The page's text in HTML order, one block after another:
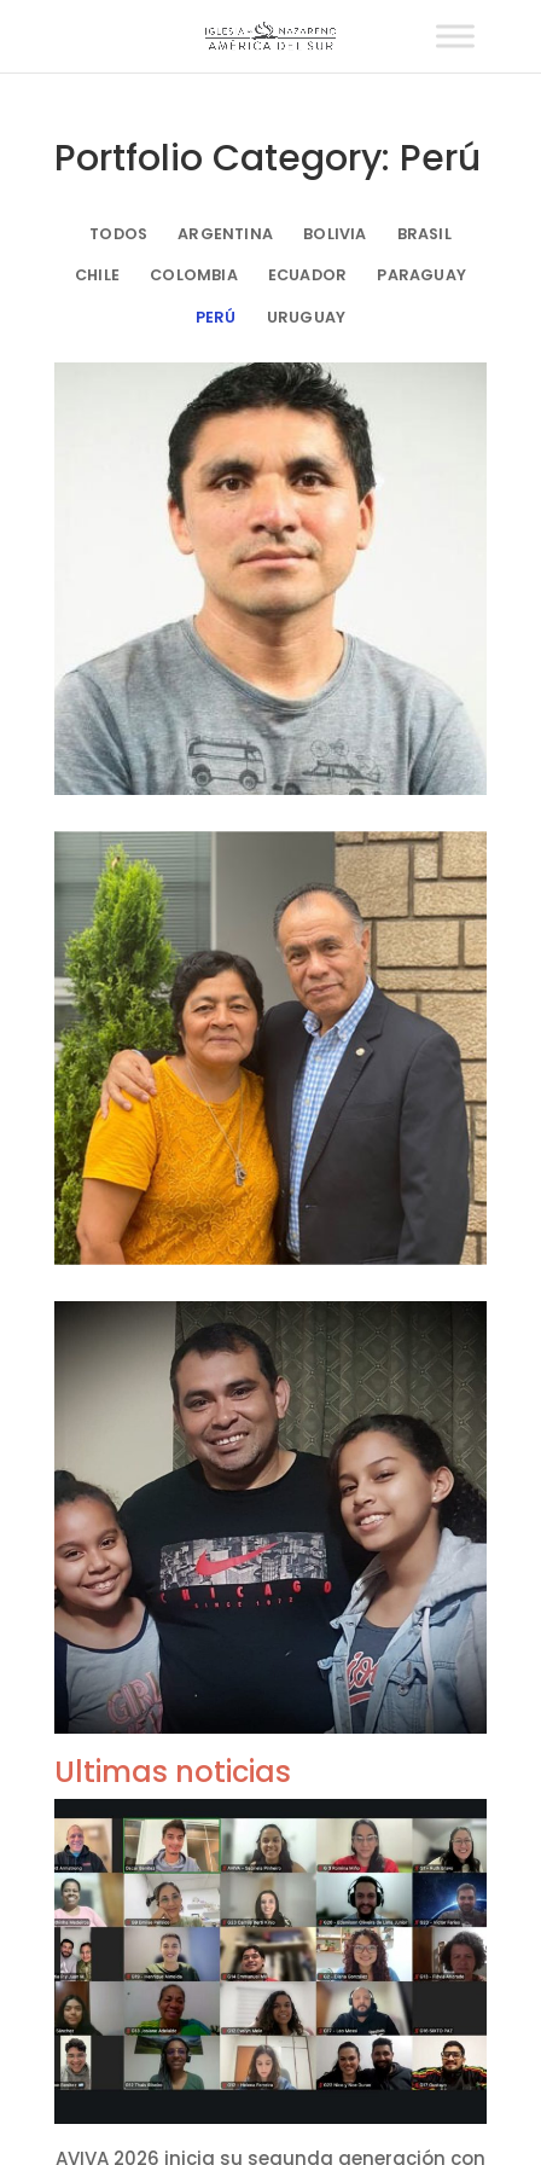
Portfolio Category: Perú
TODOS ARGENTINA BOLIVIA BRASIL
CHILE COLOMBIA ECUADOR PARAGUAY
PERÚ URUGUAY
Ultimas noticias
AVIVA 2026 inicia su segunda generación con